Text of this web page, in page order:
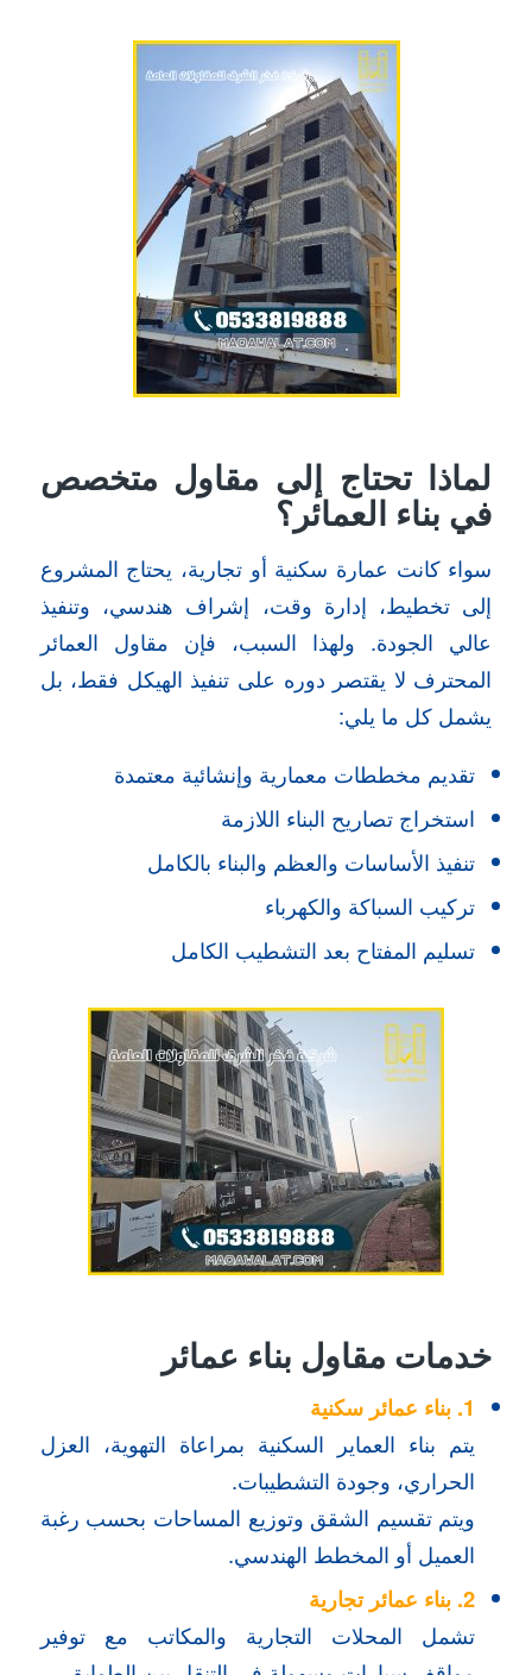
لماذا تحتاج إلى مقاول متخصص
في بناء العمائر؟
سواء كانت عمارة سكنية أو تجارية، يحتاج المشروع
إلى تخطيط، إدارة وقت، إشراف هندسي، وتنفيذ
عالي الجودة. ولهذا السبب، فإن مقاول العمائر
المحترف لا يقتصر دوره على تنفيذ الهيكل فقط، بل
يشمل كل ما يلي:
تقديم مخططات معمارية وإنشائية معتمدة
استخراج تصاريح البناء اللازمة
تنفيذ الأساسات والعظم والبناء بالكامل
تركيب السباكة والكهرباء
تسليم المفتاح بعد التشطيب الكامل
خدمات مقاول بناء عمائر
1. بناء عمائر سكنية
يتم بناء العماير السكنية بمراعاة التهوية، العزل
الحراري، وجودة التشطيبات.
ويتم تقسيم الشقق وتوزيع المساحات بحسب رغبة
العميل أو المخطط الهندسي.
2. بناء عمائر تجارية
تشمل المحلات التجارية والمكاتب مع توفير